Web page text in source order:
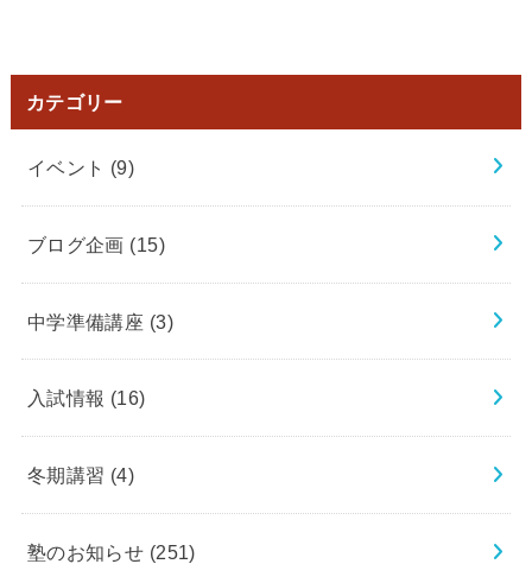
カテゴリー
イベント (9)
ブログ企画 (15)
中学準備講座 (3)
入試情報 (16)
冬期講習 (4)
塾のお知らせ (251)